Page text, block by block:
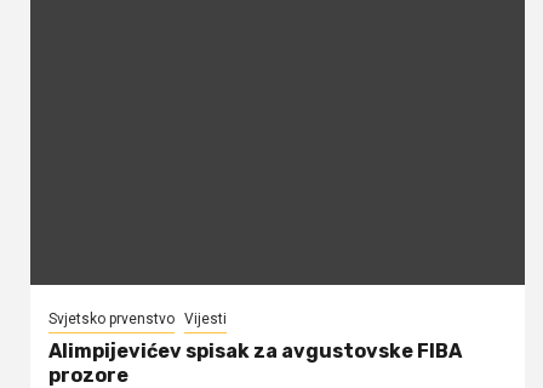
Svjetsko prvenstvo Vijesti
Alimpijevićev spisak za avgustovske FIBA
prozore